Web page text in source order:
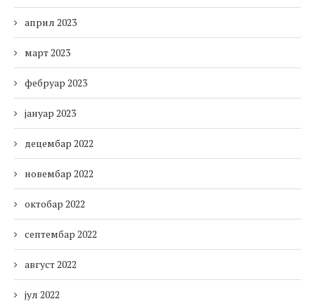
април 2023
март 2023
фебруар 2023
јануар 2023
децембар 2022
новембар 2022
октобар 2022
септембар 2022
август 2022
јул 2022